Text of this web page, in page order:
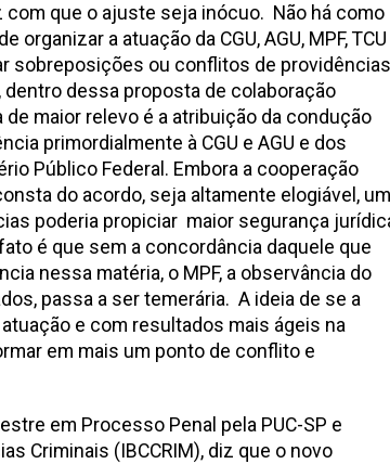
com que o ajuste seja inócuo. Não há como
a atuação da CGU, AGU, MPF,
sobreposições ou conflitos de
dentro dessa proposta de colaboração
maior relevo é a atribuição da condução
primordialmente à CGU e AGU e dos
Público Federal. Embora a cooperação
do acordo, seja altamente elogiável,
poderia propiciar maior segurança
é que sem a concordância daquele que
nessa matéria, o MPF, a observância do
passa a ser temerária. A ideia de se a
e com resultados mais ágeis na
em mais um ponto de conflito e
em Processo Penal pela PUC-SP e
Criminais (IBCCRIM), diz que o novo